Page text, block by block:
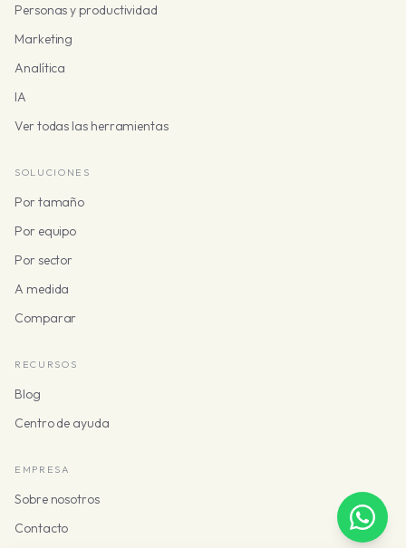
Personas y productividad
Marketing
Analítica
IA
Ver todas las herramientas
SOLUCIONES
Por tamaño
Por equipo
Por sector
A medida
Comparar
RECURSOS
Blog
Centro de ayuda
EMPRESA
Sobre nosotros
Contacto